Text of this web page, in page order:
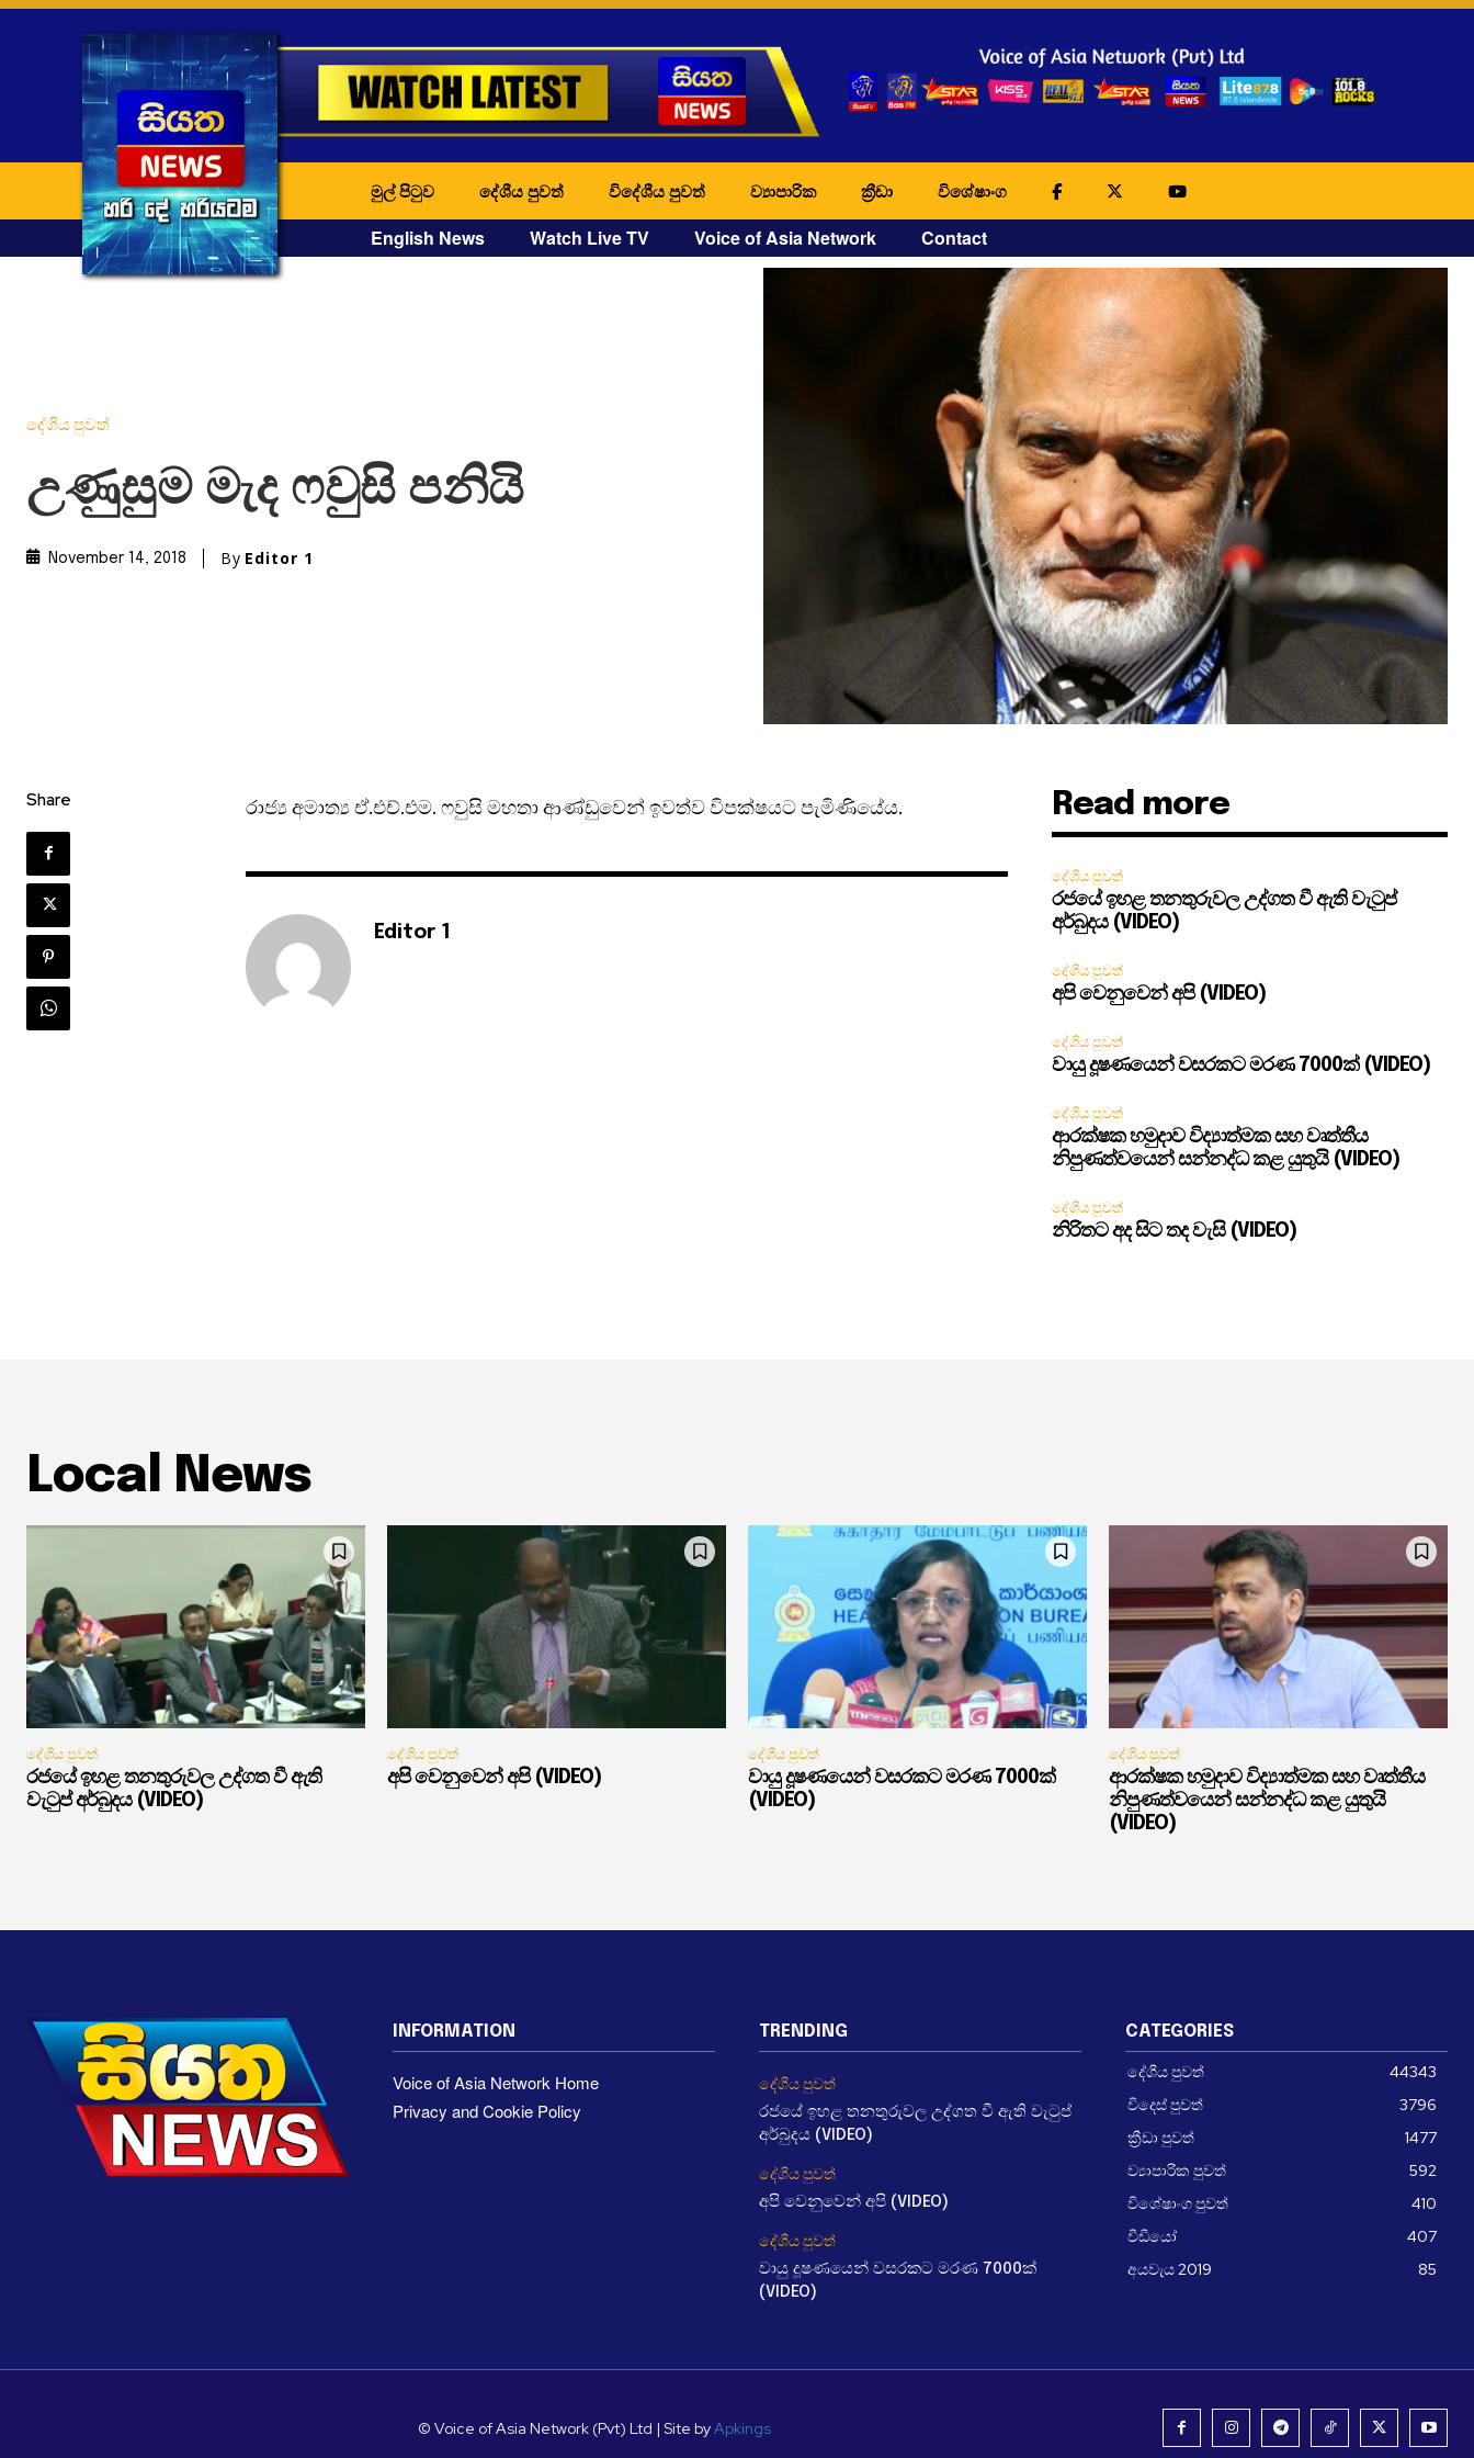
මුල් පිටුව දේශීය පුවත් විදේශීය පුවත් ව්‍යාපාරික ක්‍රීඩා විශේෂාංග
English News Watch Live TV Voice of Asia Network Contact
දේශීය පුවත්
උණුසුම මැද ෆවුසි පනියි
November 14, 2018 By Editor 1
Share රාජ්‍ය අමාත්‍ය ඒ.එච්.එම. ෆවුසි මහතා ආණ්ඩුවෙන් ඉවත්ව විපක්ෂයට පැමිණියේය.
Editor 1
Read more
දේශීය පුවත්
රජයේ ඉහළ තනතුරුවල උද්ගත වී ඇති වැටුප්
අර්බුදය (VIDEO)
දේශීය පුවත්
අපි වෙනුවෙන් අපි (VIDEO)
දේශීය පුවත්
වායු දූෂණයෙන් වසරකට මරණ 7000ක් (VIDEO)
දේශීය පුවත්
ආරක්ෂක හමුදාව විද්‍යාත්මක සහ වෘත්තීය
නිපුණත්වයෙන් සන්නද්ධ කළ යුතුයි (VIDEO)
දේශීය පුවත්
නිරිතට අද සිට තද වැසි (VIDEO)
Local News
දේශීය පුවත්
රජයේ ඉහළ තනතුරුවල උද්ගත වී ඇති
වැටුප් අර්බුදය (VIDEO)
දේශීය පුවත්
අපි වෙනුවෙන් අපි (VIDEO)
දේශීය පුවත්
වායු දූෂණයෙන් වසරකට මරණ 7000ක්
(VIDEO)
දේශීය පුවත්
ආරක්ෂක හමුදාව විද්‍යාත්මක සහ වෘත්තීය
නිපුණත්වයෙන් සන්නද්ධ කළ යුතුයි
(VIDEO)
INFORMATION
Voice of Asia Network Home
Privacy and Cookie Policy
TRENDING
දේශීය පුවත්
රජයේ ඉහළ තනතුරුවල උද්ගත වී ඇති වැටුප්
අර්බුදය (VIDEO)
දේශීය පුවත්
අපි වෙනුවෙන් අපි (VIDEO)
දේශීය පුවත්
වායු දූෂණයෙන් වසරකට මරණ 7000ක්
(VIDEO)
CATEGORIES
දේශීය පුවත්
44343
විදෙස් පුවත්
3796
ක්‍රීඩා පුවත්
1477
ව්‍යාපාරික පුවත්
592
විශේෂාංග පුවත්
410
වීඩීයෝ
407
අයවැය 2019
85
© Voice of Asia Network (Pvt) Ltd | Site byApkings